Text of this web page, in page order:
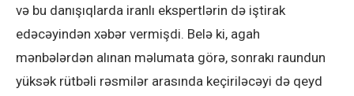
və bu danışıqlarda iranlı ekspertlərin də iştirak
edəcəyindən xəbər vermişdi. Belə ki, agah
mənbələrdən alınan məlumata görə, sonrakı raundun
yüksək rütbəli rəsmilər arasında keçiriləcəyi də qeyd